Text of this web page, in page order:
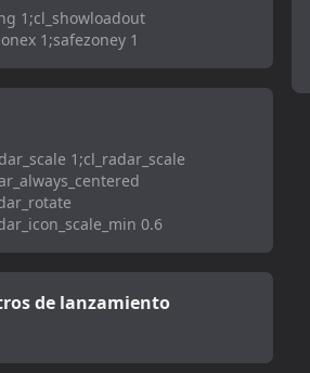
1;cl_showloadout
1;safezoney 1
1;cl_radar_scale
0.6
de lanzamiento